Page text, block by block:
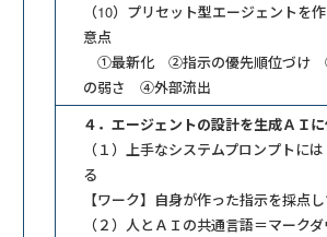
（10）プリセット型エージェントを
意点
①最新化 ②指示の優先順位づけ
の弱さ ④外部流出
４．エージェントの設計を生成ＡＩ
（１）上手なシステムプロンプトに
る
【ワーク】自身が作った指示を採点
（２）人とＡＩの共通言語＝マーク